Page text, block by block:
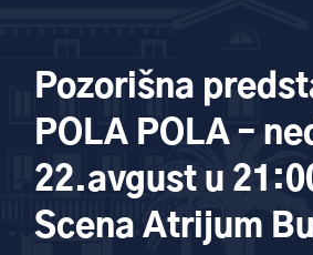
Pozorišna
POLA POLA –
22.avgust u
Scena Atrijum